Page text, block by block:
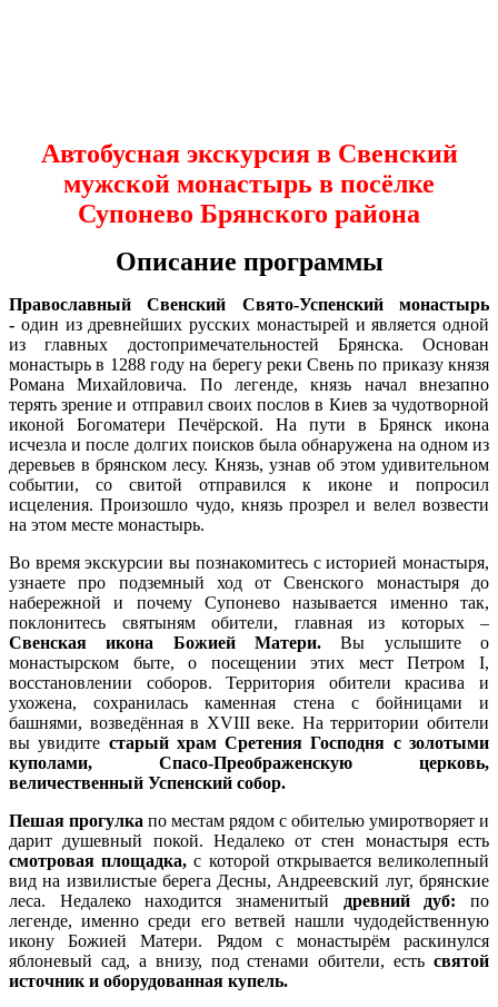
Автобусная экскурсия в Свенский
мужской монастырь в посёлке
Супонево Брянского района
Описание программы
Православный Свенский Свято-Успенский монастырь
- один из древнейших русских монастырей и является одной
из главных достопримечательностей Брянска. Основан
монастырь в 1288 году на берегу реки Свень по приказу князя
Романа Михайловича. По легенде, князь начал внезапно
терять зрение и отправил своих послов в Киев за чудотворной
иконой Богоматери Печёрской. На пути в Брянск икона
исчезла и после долгих поисков была обнаружена на одном из
деревьев в брянском лесу. Князь, узнав об этом удивительном
событии, со свитой отправился к иконе и попросил
исцеления. Произошло чудо, князь прозрел и велел возвести
на этом месте монастырь.
Во время экскурсии вы познакомитесь с историей монастыря,
узнаете про подземный ход от Свенского монастыря до
набережной и почему Супонево называется именно так,
поклонитесь святыням обители, главная из которых –
Свенская икона Божией Матери. Вы услышите о
монастырском быте, о посещении этих мест Петром I,
восстановлении соборов. Территория обители красива и
ухожена, сохранилась каменная стена с бойницами и
башнями, возведённая в ХVIII веке. На территории обители
вы увидите старый храм Сретения Господня с золотыми
куполами, Спасо-Преображенскую церковь,
величественный Успенский собор.
Пешая прогулка по местам рядом с обителью умиротворяет и
дарит душевный покой. Недалеко от стен монастыря есть
смотровая площадка, с которой открывается великолепный
вид на извилистые берега Десны, Андреевский луг, брянские
леса. Недалеко находится знаменитый древний дуб: по
легенде, именно среди его ветвей нашли чудодейственную
икону Божией Матери. Рядом с монастырём раскинулся
яблоневый сад, а внизу, под стенами обители, есть святой
источник и оборудованная купель.